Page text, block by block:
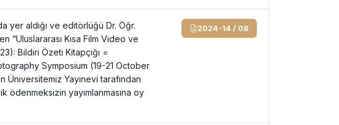
yer aldığı ve editörlüğü Dr. Öğr.
“Uluslararası Kısa Film Video ve
Bildiri Özeti Kitapçığı =
Symposium (19-21 October
Üniversitemiz Yayınevi tarafından
ödenmeksizin yayımlanmasına oy
2024-14 / 08